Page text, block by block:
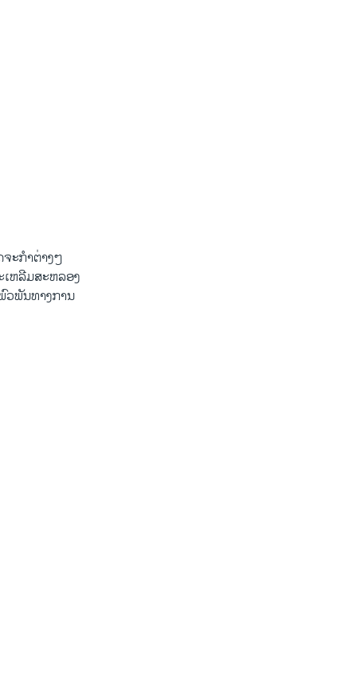
ະ​ກໍາ​ຕ່າງໆ
ເຫລີ​ມສະຫລອງ
ວພັນ​ທາງ​ການ​